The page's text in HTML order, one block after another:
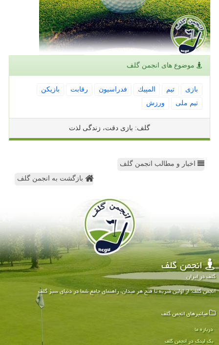
موضوع های انجمن گلف
بازی تیم المپیك فدراسیون رقابت
بازیكن
تیم ملی
ورزش
گلف: بازی دقت، زندگی لذت
اخبار و مطالب انجمن گلف
بازگشت به انجمن گلف
انجمن گلف
گلف در ایران
انجمن گلف: از اولین ضربه تا فتح هر میدان، راهنمای جامع شما در دنیای سبز گلف
میانبرهای انجمن گلف
درباره ما
بک لینک در انجمن گلف